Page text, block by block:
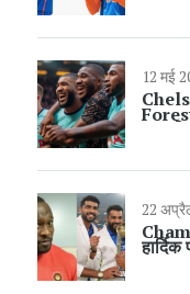
12 मई
22
वायरल